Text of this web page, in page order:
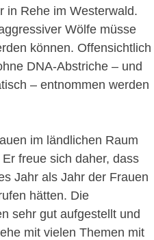
in Rehe im Westerwald.
Wölfe müsse
können. Offensichtlich
DNA-Abstriche – und
– entnommen werden
im ländlichen Raum
freue sich daher, dass
Jahr als Jahr der Frauen
hätten. Die
sehr gut aufgestellt und
mit vielen Themen mit